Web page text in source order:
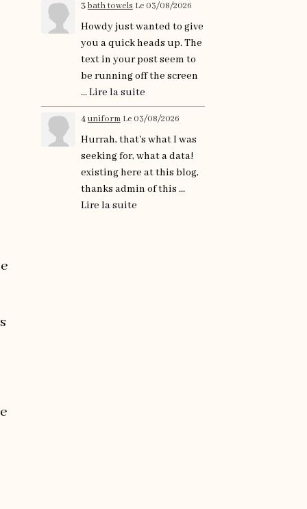
3bath towels Le 03/08/2026
Howdy just wanted to give
you a quick heads up. The
text in your post seem to
be running off the screen
...Lire la suite
4uniform Le 03/08/2026
Hurrah, that's what I was
seeking for, what a data!
existing here at this blog,
thanks admin of this ...
Lire la suite